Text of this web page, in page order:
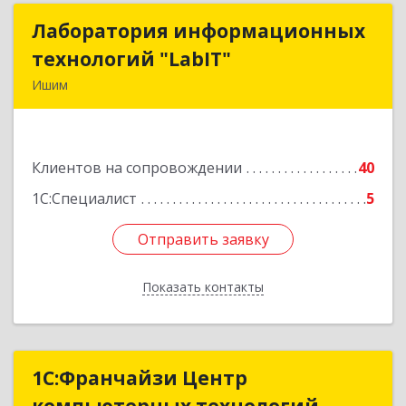
Лаборатория информационных
технологий "LabIT"
Ишим
Клиентов на сопровождении
40
1С:Специалист
5
Отправить заявку
Показать контакты
Лаборатория информационных
технологий "LabIT"
Подробнее
Отправить заявку
Назад
1С:Франчайзи Центр1С:Франчайзи Центр